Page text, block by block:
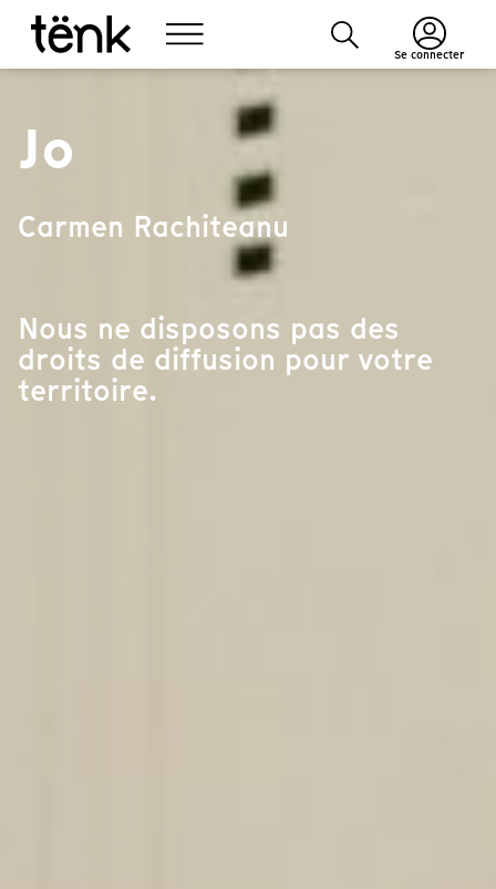
Se connecter
Jo
Carmen Rachiteanu
Nous ne disposons pas des
droits de diffusion pour votre
territoire.